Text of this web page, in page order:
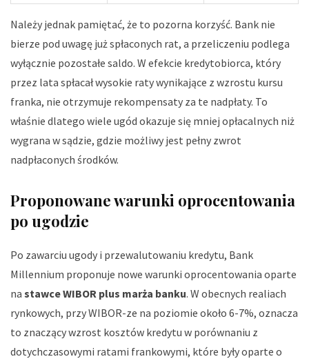
Należy jednak pamiętać, że to pozorna korzyść. Bank nie
bierze pod uwagę już spłaconych rat, a przeliczeniu podlega
wyłącznie pozostałe saldo. W efekcie kredytobiorca, który
przez lata spłacał wysokie raty wynikające z wzrostu kursu
franka, nie otrzymuje rekompensaty za te nadpłaty. To
właśnie dlatego wiele ugód okazuje się mniej opłacalnych niż
wygrana w sądzie, gdzie możliwy jest pełny zwrot
nadpłaconych środków.
Proponowane warunki oprocentowania
po ugodzie
Po zawarciu ugody i przewalutowaniu kredytu, Bank
Millennium proponuje nowe warunki oprocentowania oparte
na stawce WIBOR plus marża banku. W obecnych realiach
rynkowych, przy WIBOR-ze na poziomie około 6-7%, oznacza
to znaczący wzrost kosztów kredytu w porównaniu z
dotychczasowymi ratami frankowymi, które były oparte o